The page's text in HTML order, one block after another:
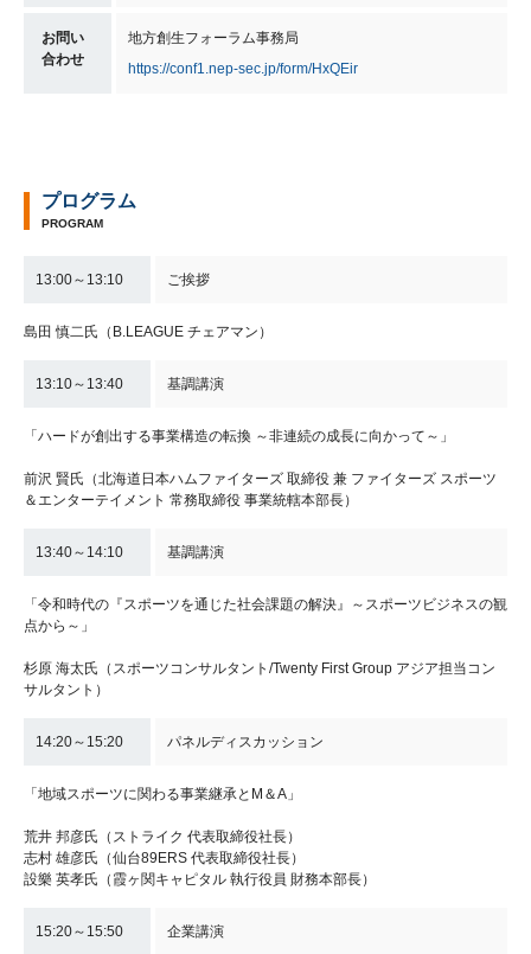
お問い
合わせ
地方創生フォーラム事務局
https://conf1.nep-sec.jp/form/HxQEir
プログラム
PROGRAM
13:00～13:10 ご挨拶
島田 慎二氏（B.LEAGUE チェアマン）
13:10～13:40 基調講演
「ハードが創出する事業構造の転換​ ～非連続の成長に向かって～」​
前沢 賢氏（北海道日本ハムファイターズ 取締役 兼 ファイターズ スポーツ
＆エンターテイメント 常務取締役 事業統轄本部長）
13:40～14:10 基調講演
「令和時代の『スポーツを通じた社会課題の解決』～スポーツビジネスの観
点から～」
杉原 海太氏（スポーツコンサルタント/Twenty First Group アジア担当コン
サルタント）
14:20～15:20 パネルディスカッション
「地域スポーツに関わる事業継承とM＆A」
荒井 邦彦氏（ストライク 代表取締役社長）
志村 雄彦氏（仙台89ERS 代表取締役社長）
設樂 英孝氏（霞ヶ関キャピタル 執行役員 財務本部長）
15:20～15:50 企業講演